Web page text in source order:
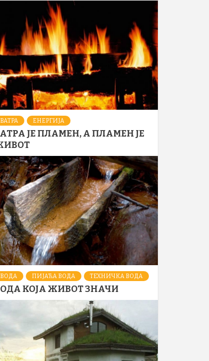
ВАТРА ЕНЕРГИЈА
ЈЕ ПЛАМЕН, А ПЛАМЕН ЈЕ
ВОДА ПИЈАЋА ВОДА ТЕХНИЧКА ВОДА
КОЈА ЖИВОТ ЗНАЧИ